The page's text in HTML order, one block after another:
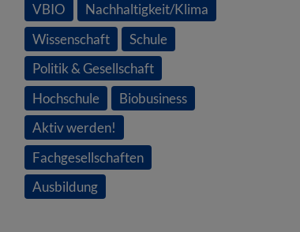
VBIO
Nachhaltigkeit/Klima
Wissenschaft
Schule
Politik & Gesellschaft
Hochschule
Biobusiness
Aktiv werden!
Fachgesellschaften
Ausbildung